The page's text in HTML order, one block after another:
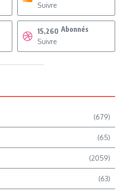
Suivre
15,260 Abonnés
Suivre
(679)
(65)
(2059)
(63)